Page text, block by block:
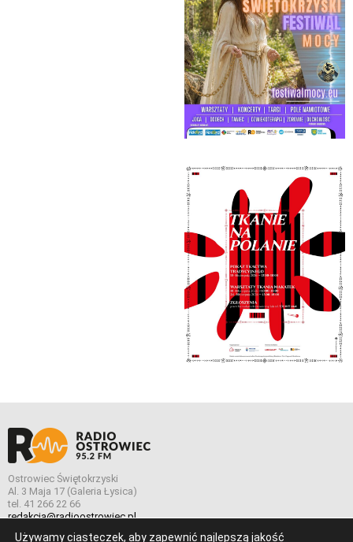
Ostrowiec Świętokrzyski
Al. 3 Maja 17 (Galeria Łysica)
tel. 41 266 22 66
redakcja@radioostrowiec.pl
Używamy ciasteczek, aby zapewnić najlepszą jakość